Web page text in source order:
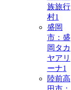
族旅行
村1
盛岡
市：盛
岡タカ
ヤアリ
ーナ1
陸前高